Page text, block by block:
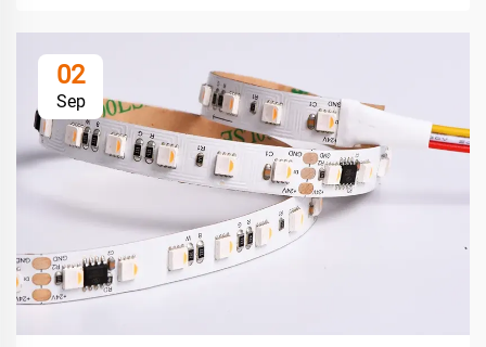
02
Sep